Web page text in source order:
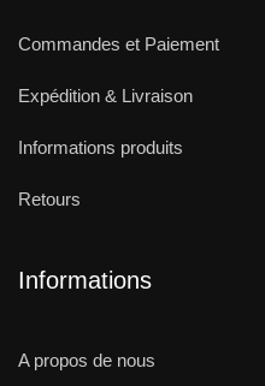
Commandes et Paiement
Expédition & Livraison
Informations produits
Retours
Informations
A propos de nous